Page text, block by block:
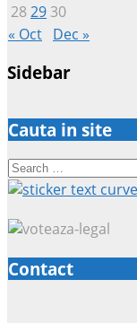
2829 30
« Oct Dec »
Sidebar
Cauta in site
Search
for:
Contact